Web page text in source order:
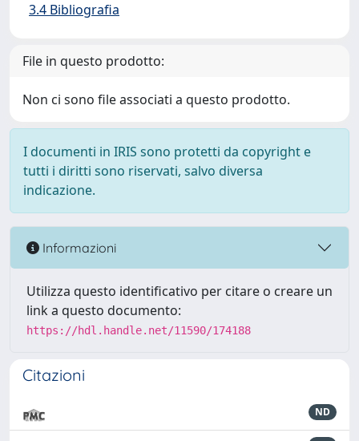
3.4 Bibliografia
File in questo prodotto:
Non ci sono file associati a questo prodotto.
I documenti in IRIS sono protetti da copyright e
tutti i diritti sono riservati, salvo diversa
indicazione.
Informazioni
Utilizza questo identificativo per citare o creare un
link a questo documento:
https://hdl.handle.net/11590/174188
Citazioni
ND